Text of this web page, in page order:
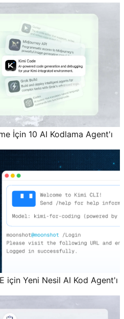
İçin 10 AI Kodlama Agent'ı
için Yeni Nesil AI Kod Agent'ı